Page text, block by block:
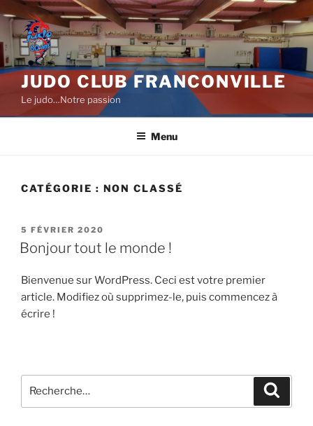
Aller
au
contenu
principal
JUDO CLUB FRANCONVILLE
Le judo…Notre passion
Menu
CATÉGORIE : NON CLASSÉ
PUBLIÉ
LE
5 FÉVRIER 2020
Bonjour tout le monde !
Bienvenue sur WordPress. Ceci est votre premier
article. Modifiez où supprimez-le, puis commencez à
écrire !
pour